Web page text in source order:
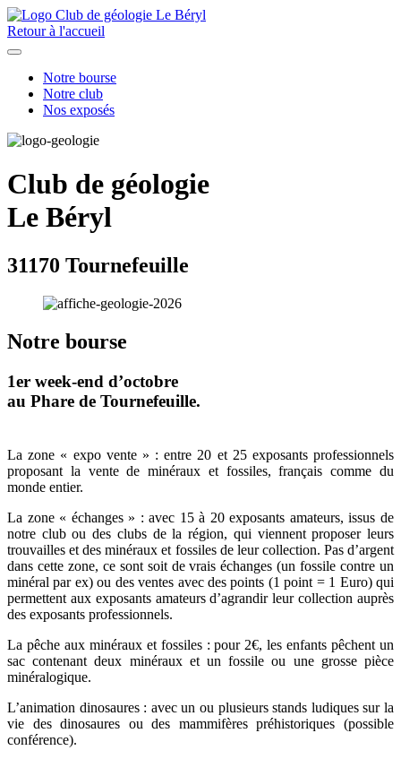
Retour à l'accueil
Notre bourse
Notre club
Nos exposés
Club de géologie
Le Béryl
31170 Tournefeuille
Notre bourse
1er week-end d’octobre
au Phare de Tournefeuille.
La zone « expo vente » : entre 20 et 25 exposants professionnels
proposant la vente de minéraux et fossiles, français comme du
monde entier.
La zone « échanges » : avec 15 à 20 exposants amateurs, issus de
notre club ou des clubs de la région, qui viennent proposer leurs
trouvailles et des minéraux et fossiles de leur collection. Pas d’argent
dans cette zone, ce sont soit de vrais échanges (un fossile contre un
minéral par ex) ou des ventes avec des points (1 point = 1 Euro) qui
permettent aux exposants amateurs d’agrandir leur collection auprès
des exposants professionnels.
La pêche aux minéraux et fossiles : pour 2€, les enfants pêchent un
sac contenant deux minéraux et un fossile ou une grosse pièce
minéralogique.
L’animation dinosaures : avec un ou plusieurs stands ludiques sur la
vie des dinosaures ou des mammifères préhistoriques (possible
conférence).